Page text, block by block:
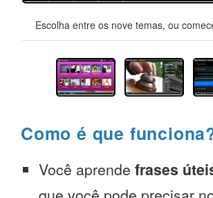
Escolha entre os nove temas, ou
Como é que
Você aprende frases